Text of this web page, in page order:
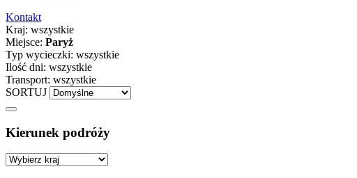
Kontakt
Kraj: wszystkie
Miejsce: Paryż
Typ wycieczki: wszystkie
Ilość dni: wszystkie
Transport: wszystkie
SORTUJ
Kierunek podróży